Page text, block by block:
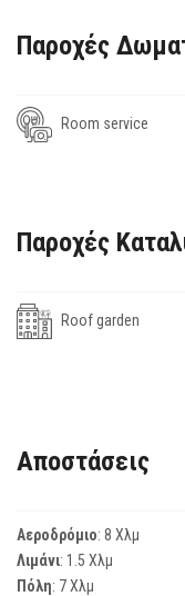
Παροχές
Room service
Παροχές
Roof garden
Αποστάσεις
Αεροδρόμιο: 8 Χλμ
Λιμάνι: 1.5 Χλμ
Πόλη: 7 Χλμ